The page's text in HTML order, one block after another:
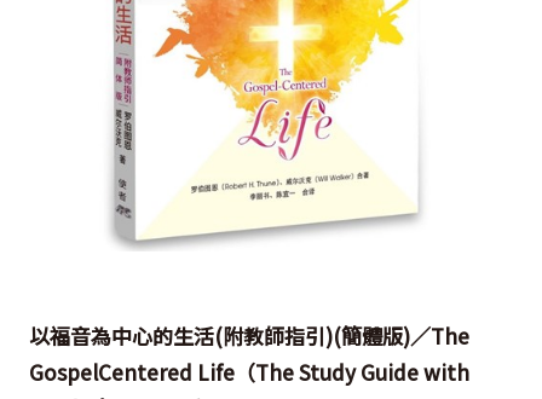
以福音為中心的生活(附教師指引)(簡體版)／The
GospelCentered Life（The Study Guide with